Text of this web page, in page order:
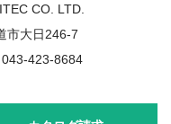
CO. LTD.
市大日246-7
423-8684